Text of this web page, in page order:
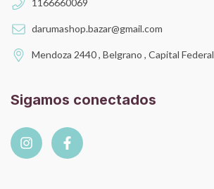
1166660069
darumashop.bazar@gmail.com
Mendoza 2440 , Belgrano , Capital Federal
Sigamos conectados